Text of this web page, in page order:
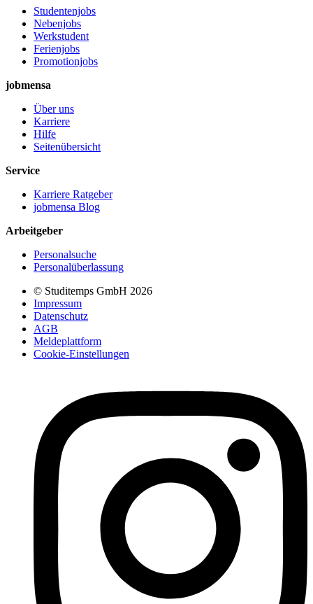
Studentenjobs
Nebenjobs
Werkstudent
Ferienjobs
Promotionjobs
jobmensa
Über uns
Karriere
Hilfe
Seitenübersicht
Service
Karriere Ratgeber
jobmensa Blog
Arbeitgeber
Personalsuche
Personalüberlassung
© Studitemps GmbH 2026
Impressum
Datenschutz
AGB
Meldeplattform
Cookie-Einstellungen